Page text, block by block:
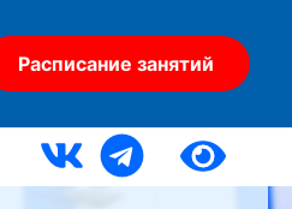
Расписание занятий